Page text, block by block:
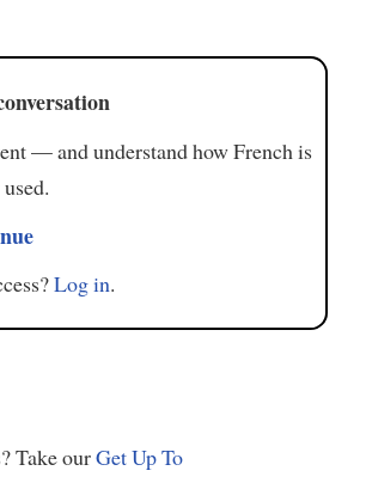
— and understand how French is
Log in.
Take ourGet Up To